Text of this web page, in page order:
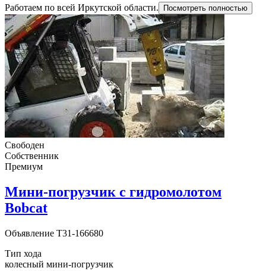
Работаем по всей Иркутской области. Посмотреть полностью
Свободен
Собственник
Премиум
Мини-погрузчик с гидромолотом
Bobcat
Объявление T31-166680
Тип хода
колесный мини-погрузчик